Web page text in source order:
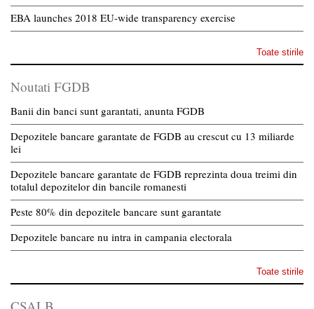
EBA launches 2018 EU-wide transparency exercise
Toate stirile
Noutati FGDB
Banii din banci sunt garantati, anunta FGDB
Depozitele bancare garantate de FGDB au crescut cu 13 miliarde
lei
Depozitele bancare garantate de FGDB reprezinta doua treimi din
totalul depozitelor din bancile romanesti
Peste 80% din depozitele bancare sunt garantate
Depozitele bancare nu intra in campania electorala
Toate stirile